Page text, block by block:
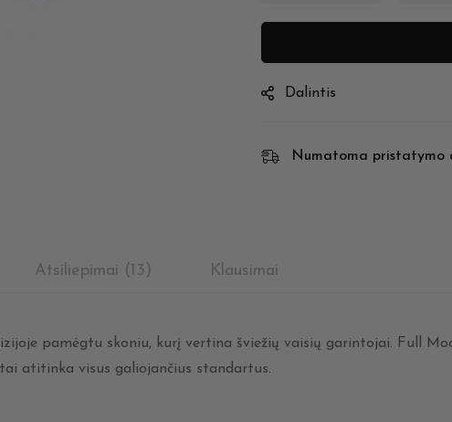
Dalintis
Numatoma pristatymo
Atsiliepimai (13) Klausimai
pamėgtu skoniu, kurį vertina šviežių vaisių garintojai. Full
atitinka visus galiojančius standartus.